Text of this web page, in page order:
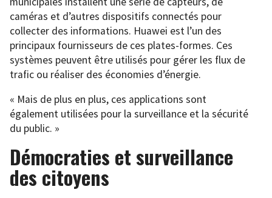
caméras et d’autres dispositifs connectés pour
collecter des informations. Huawei est l’un des
principaux fournisseurs de ces plates-formes. Ces
systèmes peuvent être utilisés pour gérer les flux de
trafic ou réaliser des économies d’énergie.
« Mais de plus en plus, ces applications sont
également utilisées pour la surveillance et la sécurité
du public. »
Démocraties et surveillance
des citoyens